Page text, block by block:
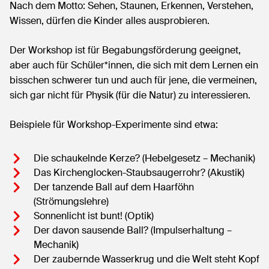
Nach dem Motto: Sehen, Staunen, Erkennen, Verstehen,
Wissen, dürfen die Kinder alles ausprobieren.
Der Workshop ist für Begabungsförderung geeignet,
aber auch für Schüler*innen, die sich mit dem Lernen ein
bisschen schwerer tun und auch für jene, die vermeinen,
sich gar nicht für Physik (für die Natur) zu interessieren.
Beispiele für Workshop-Experimente sind etwa:
Die schaukelnde Kerze? (Hebelgesetz – Mechanik)
Das Kirchenglocken-Staubsaugerrohr? (Akustik)
Der tanzende Ball auf dem Haarföhn
(Strömungslehre)
Sonnenlicht ist bunt! (Optik)
Der davon sausende Ball? (Impulserhaltung –
Mechanik)
Der zaubernde Wasserkrug und die Welt steht Kopf